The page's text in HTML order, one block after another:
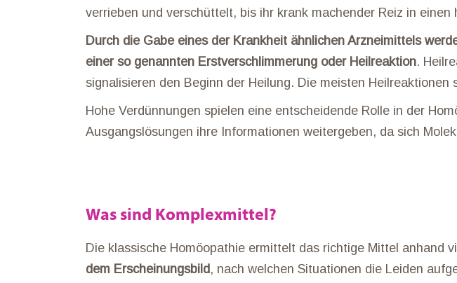
verrieben und verschüttelt, bis ihr krank machender Reiz in einen
Durch die Gabe eines der Krankheit ähnlichen Arzneimittels
einer so genannten Erstverschlimmerung oder Heilreaktion.
signalisieren den Beginn der Heilung. Die meisten
Hohe Verdünnungen spielen eine entscheidende Rolle in der
Ausgangslösungen ihre Informationen weitergeben, da sich
Was sind Komplexmittel?
Die klassische Homöopathie ermittelt das richtige Mittel anhand
dem Erscheinungsbild , nach welchen Situationen die Leiden